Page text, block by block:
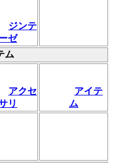
ジンテ
ゼ
ム
アクセ
リ
アイテ
ム